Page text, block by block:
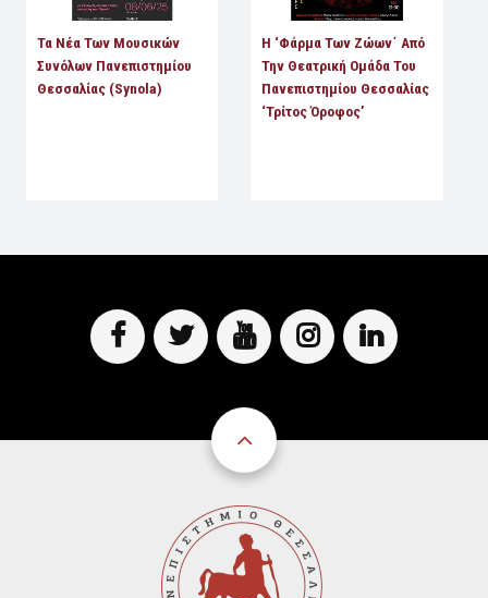
Τα Νέα Των Μουσικών
Συνόλων Πανεπιστημίου
Θεσσαλίας (Synola)
Η ‘Φάρμα Των Ζώων΄ Από
Την Θεατρική Ομάδα Του
Πανεπιστημίου Θεσσαλίας
‘Τρίτος Όροφος’